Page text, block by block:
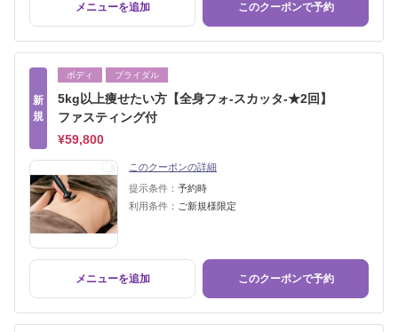
メニューを追加 このクーポンで予約
新
規
ボディ ブライダル
5kg以上痩せたい方【全身フォ-スカッタ-★2回】
ファスティング付
¥59,800
このクーポンの詳細
提示条件： 予約時
利用条件： ご新規様限定
メニューを追加 このクーポンで予約